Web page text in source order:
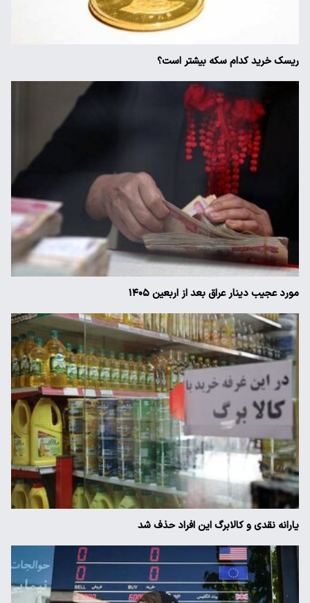
ریسک خرید کدام سکه بیشتر است؟
مورد عجیب دینار عراق بعد از اربعین ۱۴۰۵
یارانه نقدی و کالابرگ این افراد حذف شد